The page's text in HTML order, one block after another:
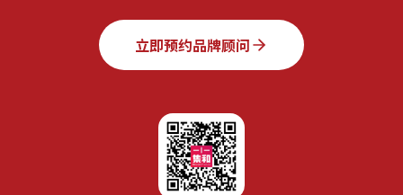
立即预约品牌顾问